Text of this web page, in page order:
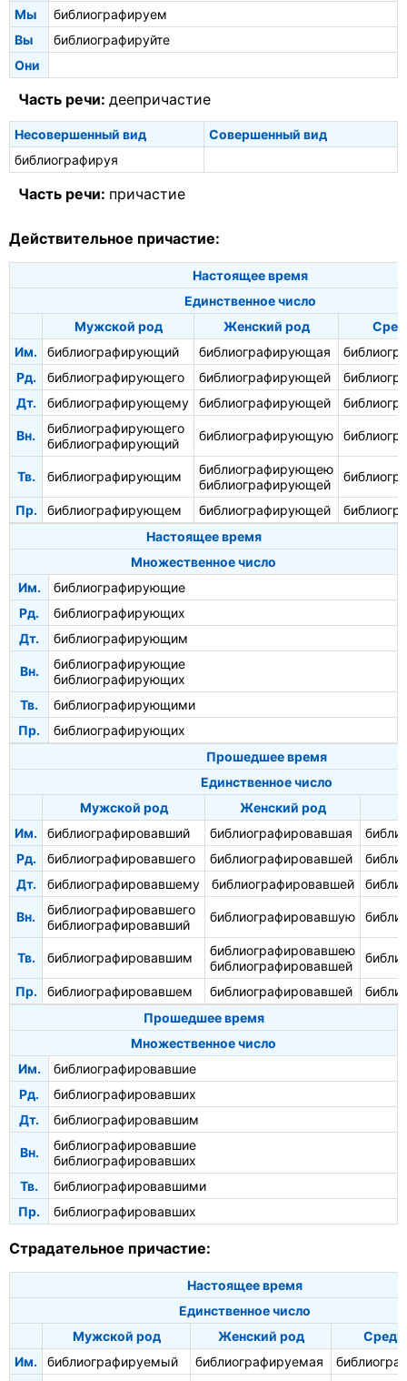
Мы
библиографируем
Вы
библиографируйте
Они
Часть речи: деепричастие
Несовершенный вид
Совершенный вид
библиографируя
Часть речи: причастие
Действительное причастие:
Настоящее время
Единственное число
Мужской род
Женский род
Им.
библиографирующий библиографирующая
Рд.
библиографирующего библиографирующей
Дт.
библиографирующему библиографирующей
Вн.
библиографирующего
библиографирующий
библиографирующую
Тв. библиографирующим
библиографирующею
библиографирующей
Пр. библиографирующем библиографирующей
Настоящее время
Множественное число
Им.
библиографирующие
Рд.
библиографирующих
Дт.
библиографирующим
Вн.
библиографирующие
библиографирующих
Тв.
библиографирующими
Пр.
библиографирующих
Прошедшее время
Единственное число
Мужской род
Женский род
Им.
библиографировавший библиографировавшая
Рд.
библиографировавшего библиографировавшей
Дт.
библиографировавшему библиографировавшей
Вн.
библиографировавшего
библиографировавший
библиографировавшую
Тв. библиографировавшим
библиографировавшею
библиографировавшей
Пр. библиографировавшем библиографировавшей
Прошедшее время
Множественное число
Им.
библиографировавшие
Рд.
библиографировавших
Дт.
библиографировавшим
Вн.
библиографировавшие
библиографировавших
Тв.
библиографировавшими
Пр.
библиографировавших
Страдательное причастие:
Настоящее время
Единственное число
Мужской род
Женский род
Им.
библиографируемый библиографируемая